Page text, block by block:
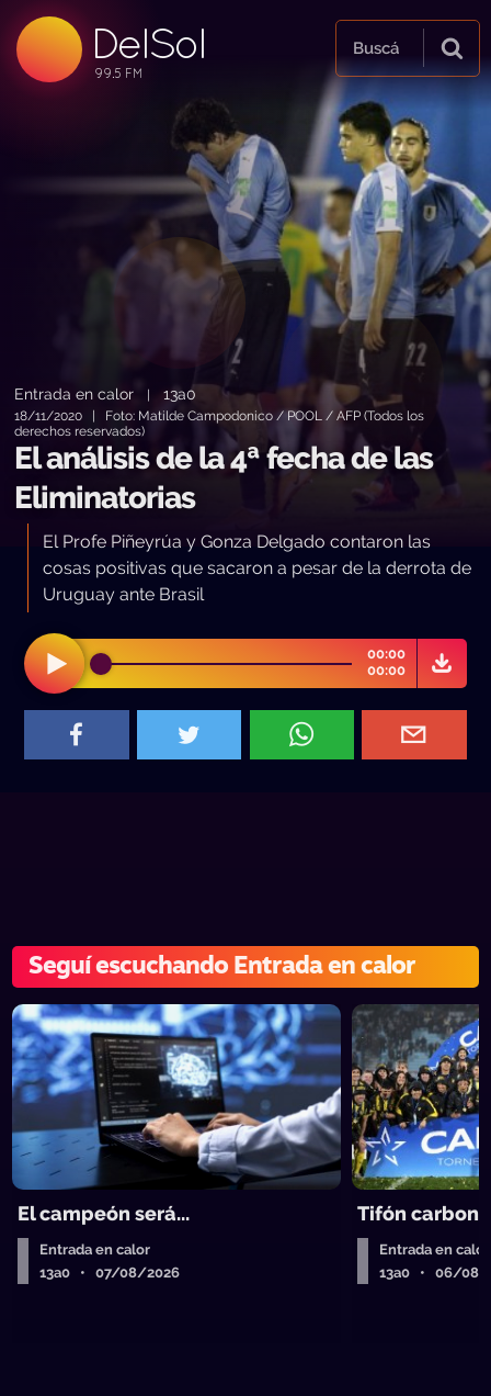
DelSol
99.5 FM
99.5 FM
99.5 FM
Buscá
Entrada en calor |13a0
18/11/2020 | Foto: Matilde Campodonico / POOL / AFP (Todos los
derechos reservados)
El análisis de la 4ª fecha de las
Eliminatorias
El Profe Piñeyrúa y Gonza Delgado contaron las
cosas positivas que sacaron a pesar de la derrota de
Uruguay ante Brasil
00:00
00:00
Seguí escuchando Entrada en calor
El campeón será...
Entrada en calor
13a0 • 07/08/2026
Tifón
Entrada en calor
13a0 • 06/08/